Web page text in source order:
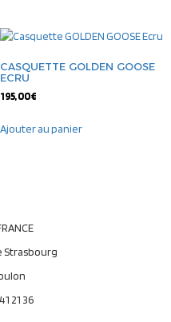
CASQUETTE GOLDEN GOOSE
ECRU
195,00€
Ajouter au panier
Strasbourg
21 36